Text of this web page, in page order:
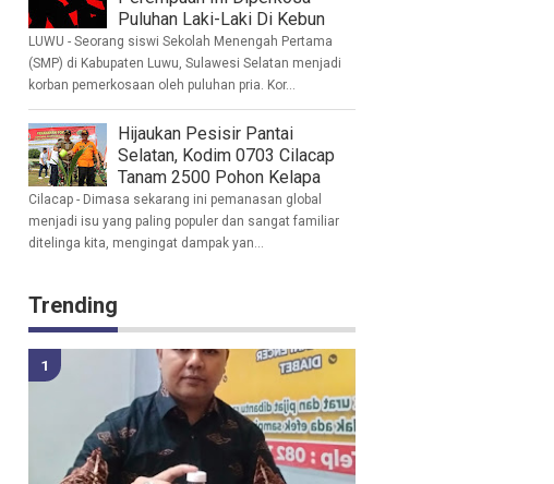
Puluhan Laki-Laki Di Kebun
LUWU - Seorang siswi Sekolah Menengah Pertama
(SMP) di Kabupaten Luwu, Sulawesi Selatan menjadi
korban pemerkosaan oleh puluhan pria. Kor...
Hijaukan Pesisir Pantai
Selatan, Kodim 0703 Cilacap
Tanam 2500 Pohon Kelapa
Cilacap - Dimasa sekarang ini pemanasan global
menjadi isu yang paling populer dan sangat familiar
ditelinga kita, mengingat dampak yan...
Trending